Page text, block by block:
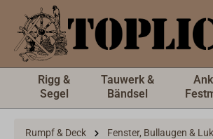
springen
Rigg &
Segel
Tauwerk &
Bändsel
Rumpf & Deck Fenster, Bullaugen &